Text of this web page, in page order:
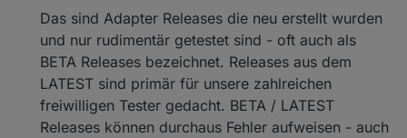
Das sind Adapter Releases die neu erstellt wurden
und nur rudimentär getestet sind - oft auch als
BETA Releases bezeichnet. Releases aus dem
LATEST sind primär für unsere zahlreichen
freiwilligen Tester gedacht. BETA / LATEST
Releases können durchaus Fehler aufweisen - auch